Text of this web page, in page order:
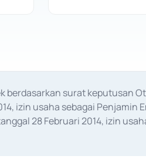
surat keputusan
izin usaha sebagai
28 Februari 2014, izin